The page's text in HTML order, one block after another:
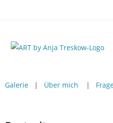
Galerie | Über mich |